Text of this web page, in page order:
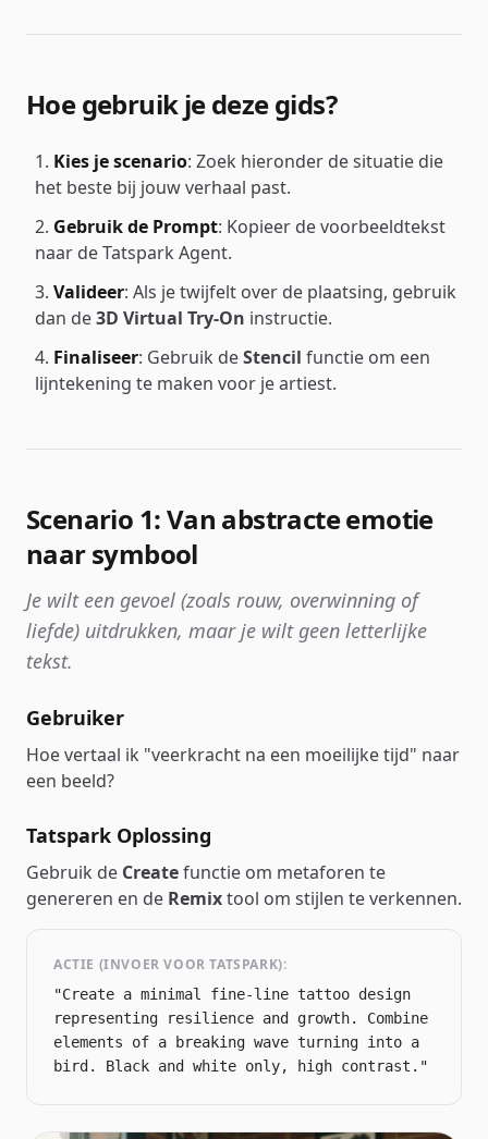
Hoe gebruik je deze gids?
Kies je scenario: Zoek hieronder de situatie die
het beste bij jouw verhaal past.
Gebruik de Prompt: Kopieer de voorbeeldtekst
naar de Tatspark Agent.
Valideer: Als je twijfelt over de plaatsing, gebruik
dan de3D Virtual Try-On instructie.
Finaliseer: Gebruik deStencil functie om een
lijntekening te maken voor je artiest.
Scenario 1: Van abstracte emotie
naar symbool
Je wilt een gevoel (zoals rouw, overwinning of
liefde) uitdrukken, maar je wilt geen letterlijke
tekst.
Gebruiker
Hoe vertaal ik "veerkracht na een moeilijke tijd" naar
een beeld?
Tatspark Oplossing
Gebruik de Createfunctie om metaforen te
genereren en de Remixtool om stijlen te verkennen.
ACTIE (INVOER VOOR TATSPARK):
"Create a minimal fine-line tattoo design
representing resilience and growth. Combine
elements of a breaking wave turning into a
bird. Black and white only, high contrast."